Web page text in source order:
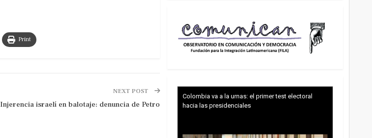
Print
NEXT POST
Injerencia israelí en balotaje: denuncia de Petro
Colombia va a la urnas: el primer test electoral
hacia las presidenciales